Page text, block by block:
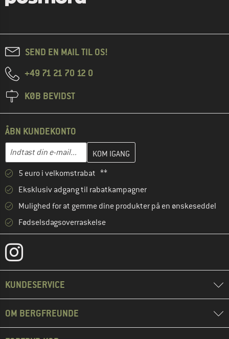
SEND EN MAIL TIL OS!
+49 71 21 70 12 0
KØB BEVIDST
ÅBN KUNDEKONTO
E-mail-adresse
Indtast din e-mailadresse her, og opret i næste trin din
5 euro i velkomstrabat **
Eksklusiv adgang til rabatkampagner
Mulighed for at gemme dine produkter på en ønskeseddel
Fødselsdagsoverraskelse
KUNDESERVICE
OM BERGFREUNDE